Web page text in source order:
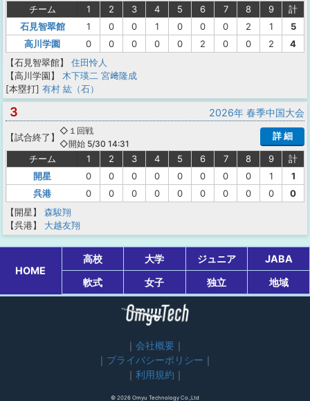
チーム 1 2 3 4 5 6 7 8 9
計
石見智翠館
1 0 0 1 0 0 0 2 1
5
高川学園
0 0 0 0 0 2 0 0 2
4
【石見智翠館】
住田怜人
【高川学園】
木下瑛二 宮﨑隆成
[本塁打] 有村 紘（石）
3 2026年 春季中国大会
【試合終了 】
◇１回戦
◇開始 5/30 14:31
詳 細
チーム 1 2 3 4 5 6 7 8 9
計
開星
0 0 0 0 0 0 0 0 1
1
呉港
0 0 0 0 0 0 0 0 0
0
【開星】
森駿翔
【呉港】
大越友翔
HOME
高校 大学 ジュニア
JABA
軟式
女子 独立 地域
会社概要
プライバシーポリシー
利用規約
© 2026 Omyu Technology Co.,Ltd